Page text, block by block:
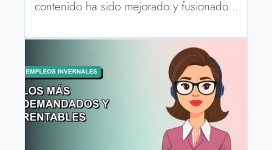
contenido ha sido mejorado y fusionado…